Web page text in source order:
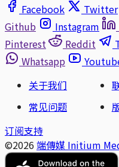
Facebook
Twitter
Github
Instagram
Pinterest
Reddit
Whatsapp
关于我们
常见问题
订阅支持
©2026 端傳媒 Initium